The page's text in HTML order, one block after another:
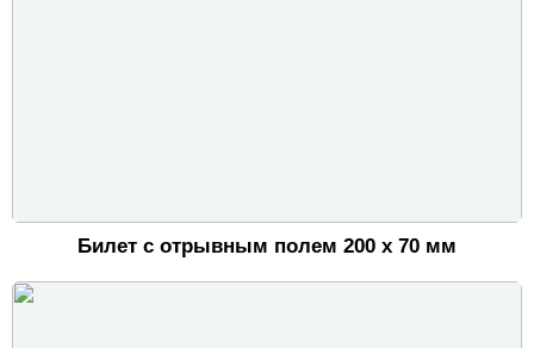
Билет с отрывным полем 200 х 70 мм